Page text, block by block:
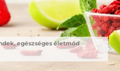
egészséges életmód